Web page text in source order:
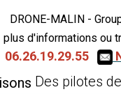
DRONE-MALIN -
plus d'informations ou
06.26.19.29.55
Des pilotes